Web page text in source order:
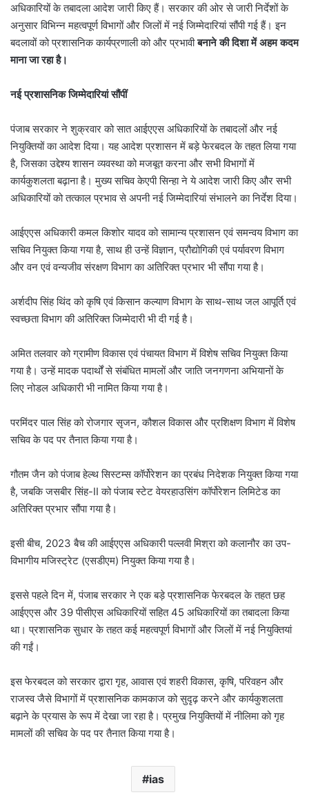
अधिकारियों के तबादला आदेश जारी किए हैं। सरकार की ओर से जारी निर्देशों के
अनुसार विभिन्न महत्वपूर्ण विभागों और जिलों में नई जिम्मेदारियां सौंपी गई हैं। इन
बदलावों को प्रशासनिक कार्यप्रणाली को और प्रभावीबनाने की दिशा में अहम कदम
माना जा रहा है।
नई प्रशासनिक जिम्मेदारियां सौंपीं
पंजाब सरकार ने शुक्रवार को सात आईएएस अधिकारियों के तबादलों और नई
नियुक्तियों का आदेश दिया। यह आदेश प्रशासन में बड़े फेरबदल के तहत लिया गया
है, जिसका उद्देश्य शासन व्यवस्था को मजबूत करना और सभी विभागों में
कार्यकुशलता बढ़ाना है। मुख्य सचिव केएपी सिन्हा ने ये आदेश जारी किए और सभी
अधिकारियों को तत्काल प्रभाव से अपनी नई जिम्मेदारियां संभालने का निर्देश दिया।
आईएएस अधिकारी कमल किशोर यादव को सामान्य प्रशासन एवं समन्वय विभाग का
सचिव नियुक्त किया गया है, साथ ही उन्हें विज्ञान, प्रौद्योगिकी एवं पर्यावरण विभाग
और वन एवं वन्यजीव संरक्षण विभाग का अतिरिक्त प्रभार भी सौंपा गया है।
अर्शदीप सिंह थिंद को कृषि एवं किसान कल्याण विभाग के साथ-साथ जल आपूर्ति एवं
स्वच्छता विभाग की अतिरिक्त जिम्मेदारी भी दी गई है।
अमित तलवार को ग्रामीण विकास एवं पंचायत विभाग में विशेष सचिव नियुक्त किया
गया है। उन्हें मादक पदार्थों से संबंधित मामलों और जाति जनगणना अभियानों के
लिए नोडल अधिकारी भी नामित किया गया है।
परमिंदर पाल सिंह को रोजगार सृजन, कौशल विकास और प्रशिक्षण विभाग में विशेष
सचिव के पद पर तैनात किया गया है।
गौतम जैन को पंजाब हेल्थ सिस्टम्स कॉर्पोरेशन का प्रबंध निदेशक नियुक्त किया गया
है, जबकि जसबीर सिंह-II को पंजाब स्टेट वेयरहाउसिंग कॉर्पोरेशन लिमिटेड का
अतिरिक्त प्रभार सौंपा गया है।
इसी बीच, 2023 बैच की आईएएस अधिकारी पल्लवी मिश्रा को कलानौर का उप-
विभागीय मजिस्ट्रेट (एसडीएम) नियुक्त किया गया है।
इससे पहले दिन में, पंजाब सरकार ने एक बड़े प्रशासनिक फेरबदल के तहत छह
आईएएस और 39 पीसीएस अधिकारियों सहित 45 अधिकारियों का तबादला किया
था। प्रशासनिक सुधार के तहत कई महत्वपूर्ण विभागों और जिलों में नई नियुक्तियां
की गईं।
इस फेरबदल को सरकार द्वारा गृह, आवास एवं शहरी विकास, कृषि, परिवहन और
राजस्व जैसे विभागों में प्रशासनिक कामकाज को सुदृढ़ करने और कार्यकुशलता
बढ़ाने के प्रयास के रूप में देखा जा रहा है। प्रमुख नियुक्तियों में नीलिमा को गृह
मामलों की सचिव के पद पर तैनात किया गया है।
ias